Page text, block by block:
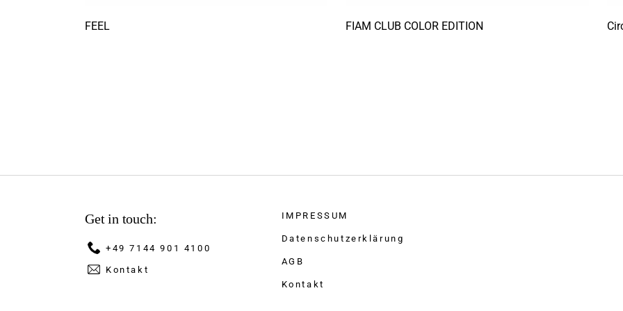
FEEL FIAM CLUB COLOR EDITION
Get in touch:
+49 7144 901 4100
Kontakt
IMPRESSUM
Datenschutzerklärung
AGB
Kontakt